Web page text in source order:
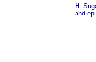
H.
and